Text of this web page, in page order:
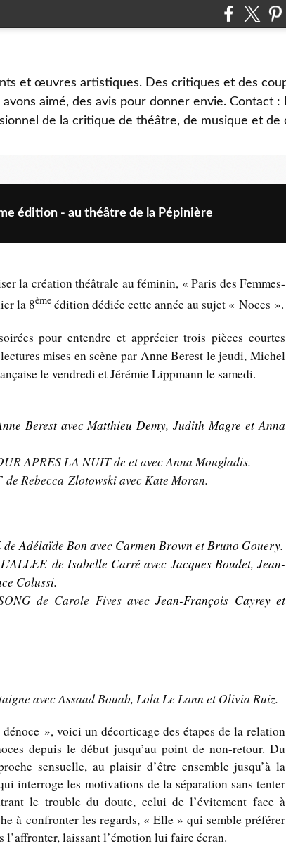
et œuvres artistiques. Des critiques et des
aimé, des avis pour donner envie. Contact
de la critique de théâtre, de musique et de
édition - au théâtre de la Pépinière
la création théâtrale au féminin, « Paris des Femmes-
la 8ème édition dédiée cette année au sujet « Noces ».
pour entendre et apprécier trois pièces courtes
mises en scène par Anne Berest le jeudi, Michel
le vendredi et Jérémie Lippmann le samedi.
Berest avec Matthieu Demy, Judith Magre et Anna
APRES LA NUIT de et avecAnna Mougladis.
Rebecca Zlotowskiavec Kate Moran.
Adélaïde Bon avec Carmen Brown et Bruno Gouery.
de Isabelle Carré avec Jacques Boudet, Jean-
Colussi.
de Carole FivesavecJean-François Cayrey et
avec Assaad Bouab, Lola Le Lann et Olivia Ruiz.
», voici un décorticage des étapes de la relation
depuis le début jusqu’au point de non-retour. Du
sensuelle, au plaisir d’être ensemble jusqu’à la
interroge les motivations de la séparation sans tenter
le trouble du doute, celui de l’évitement face à
à confronter les regards, « Elle» qui semble préférer
l’affronter, laissant l’émotion lui faire écran.